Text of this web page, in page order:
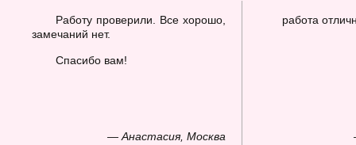
— Анастасия, Москва
Работу проверили. Все хорошо,
замечаний нет.
Спасибо вам!
работа